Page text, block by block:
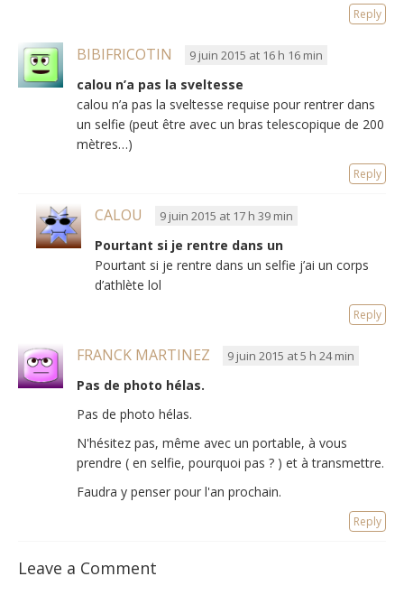
Reply
BIBIFRICOTIN 9 juin 2015 at 16 h 16 min
calou n’a pas la sveltesse
calou n’a pas la sveltesse requise pour rentrer dans
un selfie (peut être avec un bras telescopique de 200
mètres…)
Reply
CALOU 9 juin 2015 at 17 h 39 min
Pourtant si je rentre dans un
Pourtant si je rentre dans un selfie j’ai un corps
d’athlète lol
Reply
FRANCK MARTINEZ 9 juin 2015 at 5 h 24 min
Pas de photo hélas.
Pas de photo hélas.
N'hésitez pas, même avec un portable, à vous
prendre ( en selfie, pourquoi pas ? ) et à transmettre.
Faudra y penser pour l'an prochain.
Reply
Leave a Comment